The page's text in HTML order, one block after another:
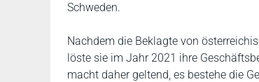
Schweden.
Nachdem die Beklagte von
löste sie im Jahr 2021 ihre
macht daher geltend, es bestehe die